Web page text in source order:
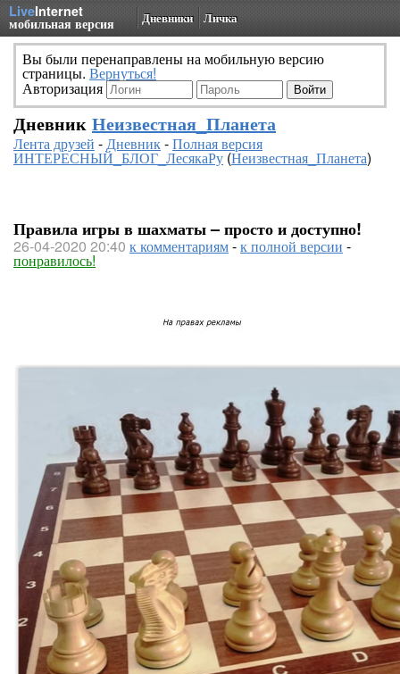
LiveInternet
мобильная версия Дневники Личка
Вы были перенаправлены на мобильную версию
страницы. Вернуться!
Авторизация
Дневник Неизвестная_Планета
Лента друзей -Дневник-Полная версия
ИНТЕРЕСНЫЙ_БЛОГ_ЛесякаРу(Неизвестная_Планета)
Правила игры в шахматы – просто и доступно!
26-04-2020 20:40 к комментариям-к полной версии -
понравилось!